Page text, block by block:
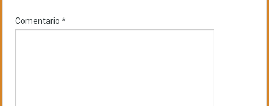
Comentario *